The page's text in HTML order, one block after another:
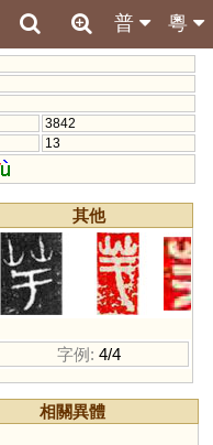
粵
普
3842
13
其他
字例: 4/4
相關異體